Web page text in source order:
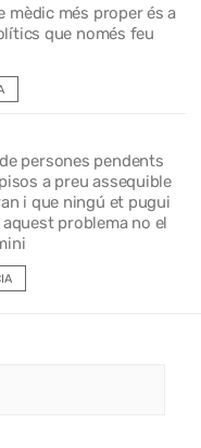
mèdic més proper és a
que només feu
persones pendents
a preu assequible
i que ningú et pugui
problema no el